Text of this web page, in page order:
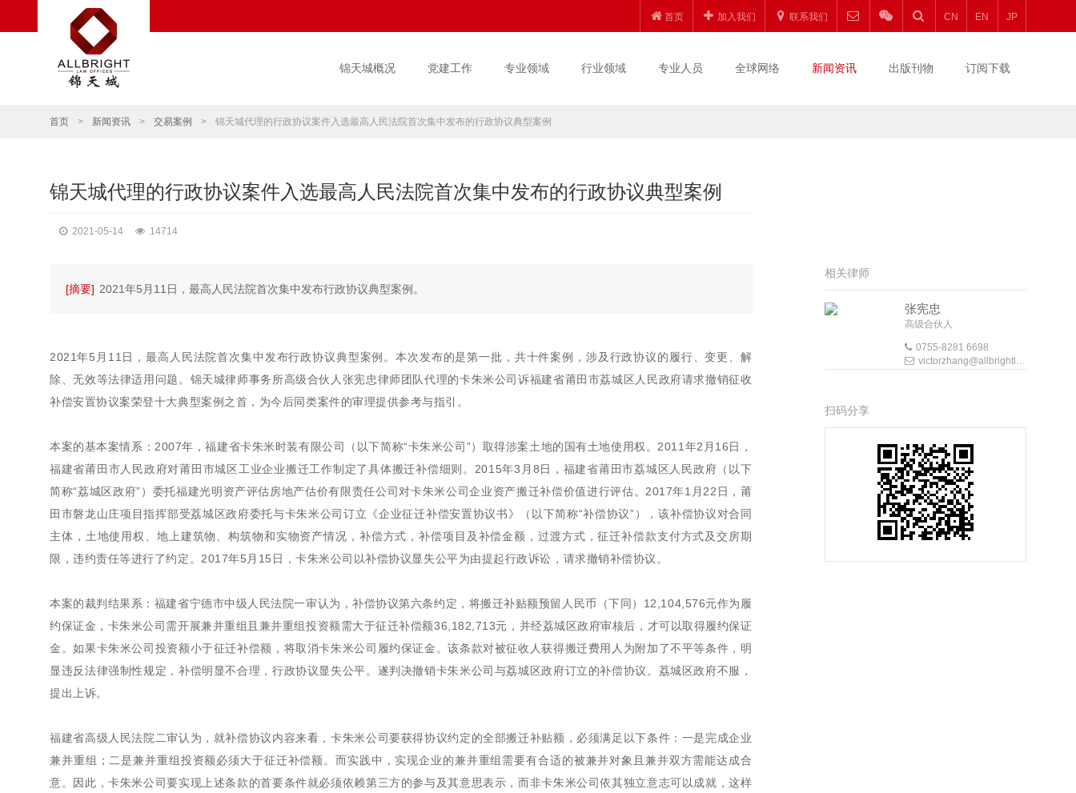
首页 加入我们 联系我们 CN EN JP
锦天城概况 党建工作 专业领域 行业领域 专业人员 全球网络 新闻资讯 出版刊物 订阅下载
首页 > 新闻资讯 > 交易案例 > 锦天城代理的行政协议案件入选最高人民法院首次集中发布的行政协议典型案例
锦天城代理的行政协议案件入选最高人民法院首次集中发布的行政协议典型案例
2021-05-14 14714
[摘要] 2021年5月11日，最高人民法院首次集中发布行政协议典型案例。
2021年5月11日，最高人民法院首次集中发布行政协议典型案例。本次发布的是第一批，共十件案例，涉及行政协议的履行、变更、解
除、无效等法律适用问题。锦天城律师事务所高级合伙人张宪忠律师团队代理的卡朱米公司诉福建省莆田市荔城区人民政府请求撤销征收
补偿安置协议案荣登十大典型案例之首，为今后同类案件的审理提供参考与指引。
本案的基本案情系：2007年，福建省卡朱米时装有限公司（以下简称“卡朱米公司”）取得涉案土地的国有土地使用权。2011年2月16日，
福建省莆田市人民政府对莆田市城区工业企业搬迁工作制定了具体搬迁补偿细则。2015年3月8日，福建省莆田市荔城区人民政府（以下
简称“荔城区政府”）委托福建光明资产评估房地产估价有限责任公司对卡朱米公司企业资产搬迁补偿价值进行评估。2017年1月22日，莆
田市磐龙山庄项目指挥部受荔城区政府委托与卡朱米公司订立《企业征迁补偿安置协议书》（以下简称“补偿协议”），该补偿协议对合同
主体，土地使用权、地上建筑物、构筑物和实物资产情况，补偿方式，补偿项目及补偿金额，过渡方式，征迁补偿款支付方式及交房期
限，违约责任等进行了约定。2017年5月15日，卡朱米公司以补偿协议显失公平为由提起行政诉讼，请求撤销补偿协议。
本案的裁判结果系：福建省宁德市中级人民法院一审认为，补偿协议第六条约定，将搬迁补贴额预留人民币（下同）12,104,576元作为履
约保证金，卡朱米公司需开展兼并重组且兼并重组投资额需大于征迁补偿额36,182,713元，并经荔城区政府审核后，才可以取得履约保证
金。如果卡朱米公司投资额小于征迁补偿额，将取消卡朱米公司履约保证金。该条款对被征收人获得搬迁费用人为附加了不平等条件，明
显违反法律强制性规定，补偿明显不合理，行政协议显失公平。遂判决撤销卡朱米公司与荔城区政府订立的补偿协议。荔城区政府不服，
提出上诉。
福建省高级人民法院二审认为，就补偿协议内容来看，卡朱米公司要获得协议约定的全部搬迁补贴额，必须满足以下条件：一是完成企业
兼并重组；二是兼并重组投资额必须大于征迁补偿额。而实践中，实现企业的兼并重组需要有合适的被兼并对象且兼并双方需能达成合
意。因此，卡朱米公司要实现上述条款的首要条件就必须依赖第三方的参与及其意思表示，而非卡朱米公司依其独立意志可以成就，这样
相关律师
张宪忠
高级合伙人
0755-8281 6698
victorzhang@allbrightlaw.com
扫码分享